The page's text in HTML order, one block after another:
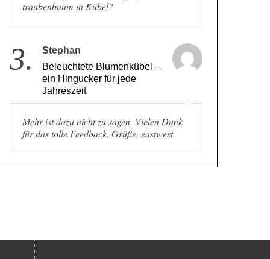
traubenbaum in Kübel?
3.
Stephan
Beleuchtete Blumenkübel –
ein Hingucker für jede
Jahreszeit
Mehr ist dazu nicht zu sagen. Vielen Dank
für das tolle Feedback. Grüße, eastwest